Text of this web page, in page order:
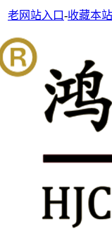
老网站入口-收藏本站